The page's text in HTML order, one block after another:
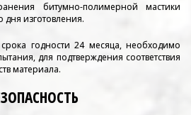
битумно-полимерной мастики
дня изготовления.
годности 24 месяца, необходимо
для подтверждения соответствия
материала.